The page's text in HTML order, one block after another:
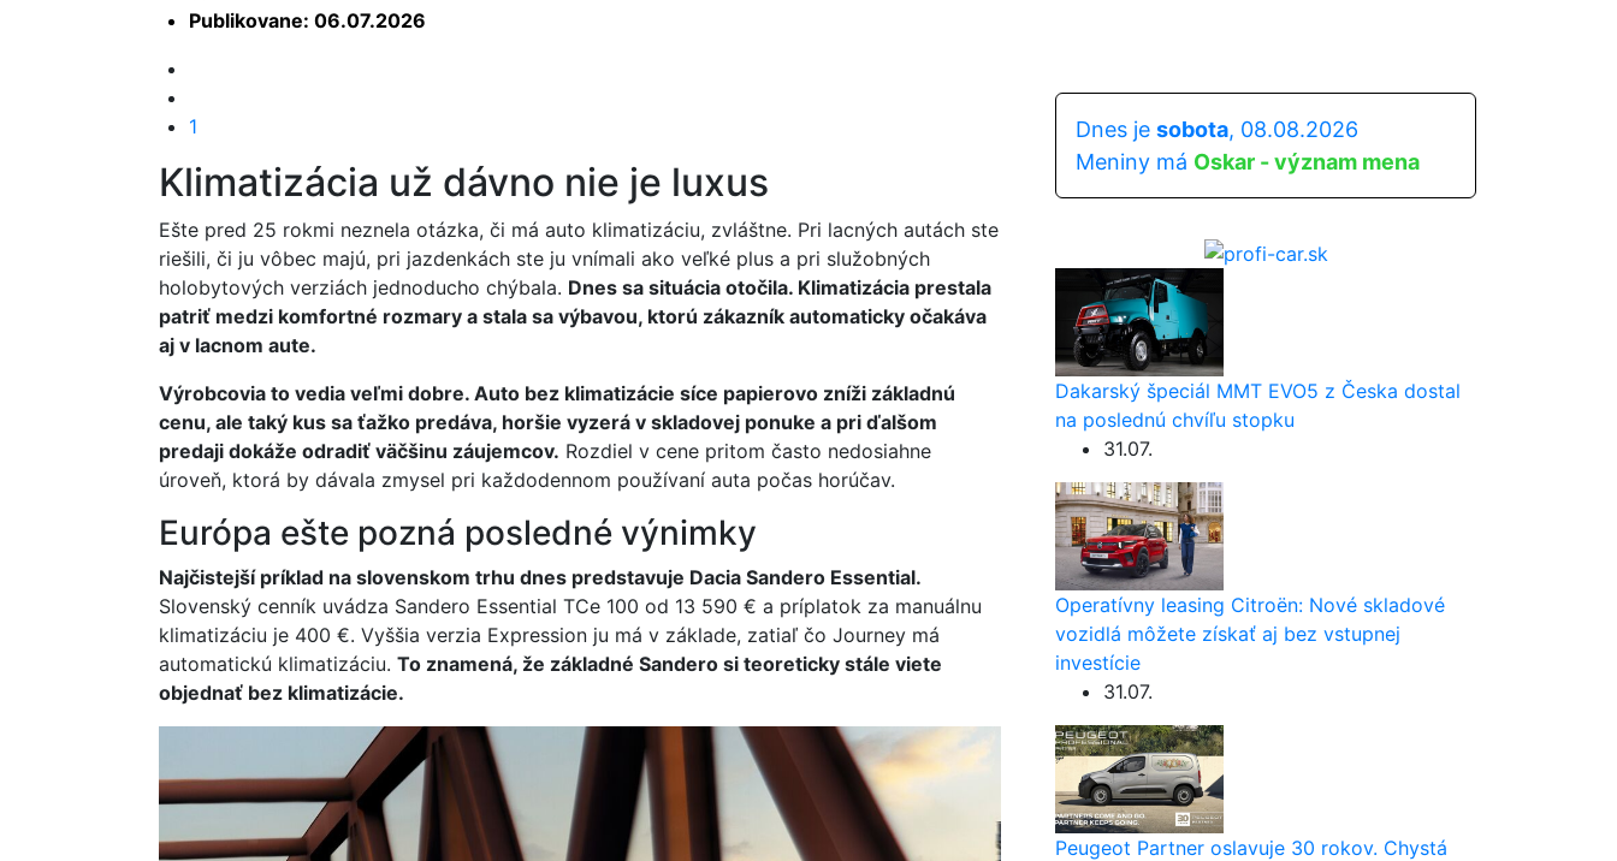
Publikovane: 06.07.2026
1
Klimatizácia už dávno nie je luxus
Ešte pred 25 rokmi neznela otázka, či má auto klimatizáciu, zvláštne. Pri lacných autách ste
riešili, či ju vôbec majú, pri jazdenkách ste ju vnímali ako veľké plus a pri služobných
holobytových verziách jednoducho chýbala. Dnes sa situácia otočila. Klimatizácia prestala
patriť medzi komfortné rozmary a stala sa výbavou, ktorú zákazník automaticky očakáva
aj v lacnom aute.
Výrobcovia to vedia veľmi dobre. Auto bez klimatizácie síce papierovo zníži základnú
cenu, ale taký kus sa ťažko predáva, horšie vyzerá v skladovej ponuke a pri ďalšom
predaji dokáže odradiť väčšinu záujemcov. Rozdiel v cene pritom často nedosiahne
úroveň, ktorá by dávala zmysel pri každodennom používaní auta počas horúčav.
Európa ešte pozná posledné výnimky
Najčistejší príklad na slovenskom trhu dnes predstavuje Dacia Sandero Essential.
Slovenský cenník uvádza Sandero Essential TCe 100 od 13 590 € a príplatok za manuálnu
klimatizáciu je 400 €. Vyššia verzia Expression ju má v základe, zatiaľ čo Journey má
automatickú klimatizáciu. To znamená, že základné Sandero si teoreticky stále viete
objednať bez klimatizácie.
Dnes je sobota, 08.08.2026
Meniny má Oskar - význam mena
Dakarský špeciál MMT EVO5 z Česka dostal
na poslednú chvíľu stopku
31.07.
Operatívny leasing Citroën: Nové skladové
vozidlá môžete získať aj bez vstupnej
investície
31.07.
Peugeot Partner oslavuje 30 rokov. Chystá